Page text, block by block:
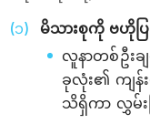
မိသားစုကို ဗဟိုပြု
လူနာတစ်ဦး
ခုလုံး၏ ကျန်
သိရှိကာ လွှမ်းခ